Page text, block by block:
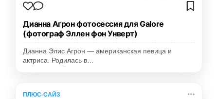
Дианна Агрон фотосессия для Galore
(фотограф Эллен фон Унверт)
Дианна Элис Агрон — американская певица и
актриса. Родилась в…
ПЛЮС-САЙЗ